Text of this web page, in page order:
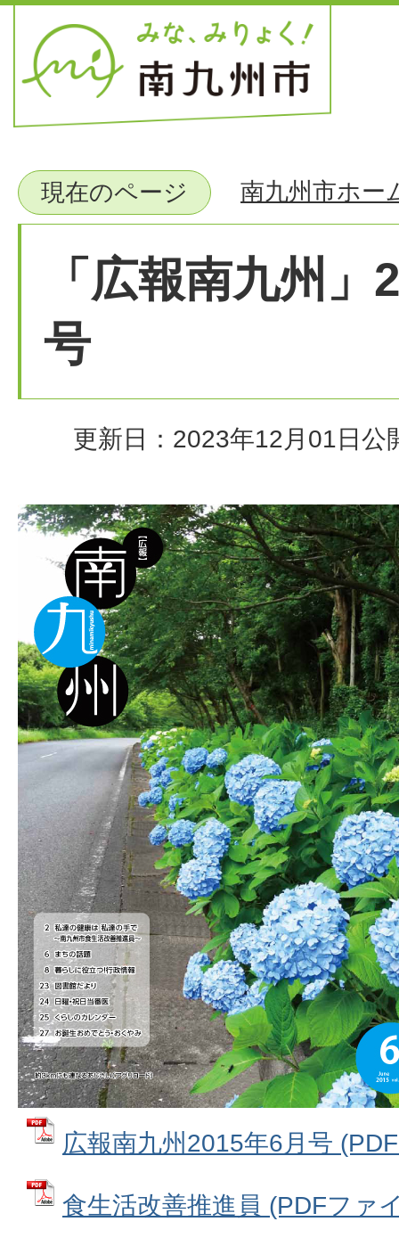
現在のページ 南九州市ホー
「広報南九州」
号
更新日：2023年12月01日 公
広報南九州2015年6月号
食生活改善推進員 (PDFファ